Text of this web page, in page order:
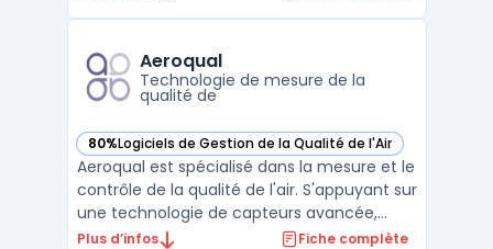
des professionnels, AirQo offre des insights
précis ...
Aeroqual
Technologie de mesure de la
qualité de
80%Logiciels de Gestion de la Qualité de l'Air
— voir Aeroqual dans cette catégorie
Aeroqual est spécialisé dans la mesure et le
contrôle de la qualité de l'air. S'appuyant sur
une technologie de capteurs avancée,
cette solution offre des données fiables et
Plus d’infos Fiche complète